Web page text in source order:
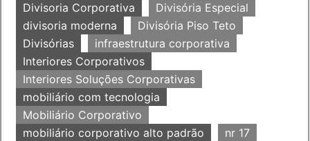
Divisoria Corporativa
Divisória Especial
divisoria moderna
Divisória Piso Teto
Divisórias
infraestrutura corporativa
Interiores Corporativos
Interiores Soluções Corporativas
mobiliário com tecnologia
Mobiliário Corporativo
mobiliário corporativo alto padrão
nr 17